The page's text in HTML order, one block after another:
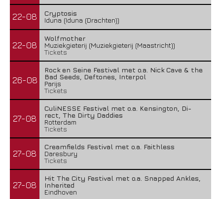
22-08
Cryptosis
Iduna (Iduna (Drachten))
22-08
Wolfmother
Muziekgieterij (Muziekgieterij (Maastricht))
Tickets
26-08
Rock en Seine Festival met o.a. Nick Cave & the
Bad Seeds, Deftones, Interpol
Parijs
Tickets
27-08
CuliNESSE Festival met o.a. Kensington, Di-
rect, The Dirty Daddies
Rotterdam
Tickets
27-08
Creamfields Festival met o.a. Faithless
Daresbury
Tickets
27-08
Hit The City Festival met o.a. Snapped Ankles,
Inherited
Eindhoven